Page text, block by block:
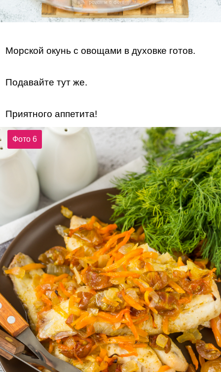
Морской окунь с овощами в духовке готов.
Подавайте тут же.
Приятного аппетита!
Фото 6